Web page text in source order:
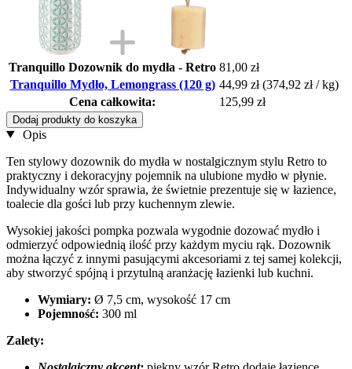
Tranquillo Dozownik do mydła - Retro 81,00 zł
Tranquillo Mydło, Lemongrass (120 g) 44,99 zł (374,92 zł / kg)
Cena całkowita:
125,99 zł
Dodaj produkty do koszyka
Opis
Ten stylowy dozownik do mydła w nostalgicznym stylu Retro to
praktyczny i dekoracyjny pojemnik na ulubione mydło w płynie.
Indywidualny wzór sprawia, że świetnie prezentuje się w łazience,
toalecie dla gości lub przy kuchennym zlewie.
Wysokiej jakości pompka pozwala wygodnie dozować mydło i
odmierzyć odpowiednią ilość przy każdym myciu rąk. Dozownik
można łączyć z innymi pasującymi akcesoriami z tej samej kolekcji,
aby stworzyć spójną i przytulną aranżację łazienki lub kuchni.
Wymiary: Ø 7,5 cm, wysokość 17 cm
Pojemność: 300 ml
Zalety: